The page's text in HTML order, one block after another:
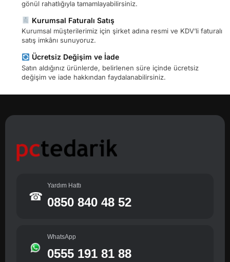
gönül rahatlığıyla tamamlayabilirsiniz.
Kurumsal Faturalı Satış
Kurumsal müşterilerimiz için şirket adına resmi ve KDV’li faturalı
satış imkânı sunuyoruz.
Ücretsiz Değişim ve İade
Satın aldığınız ürünlerde, belirlenen süre içinde ücretsiz
değişim ve iade hakkından faydalanabilirsiniz.
☎
Yardım Hattı
0850 840 48 52
WhatsApp
0555 191 81 88